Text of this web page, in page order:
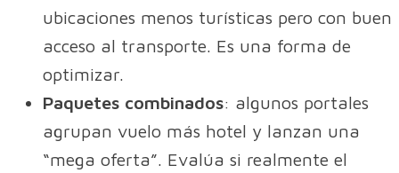
ubicaciones menos turísticas pero con buen
acceso al transporte. Es una forma de
optimizar.
Paquetes combinados: algunos portales
agrupan vuelo más hotel y lanzan una
“mega oferta”. Evalúa si realmente el